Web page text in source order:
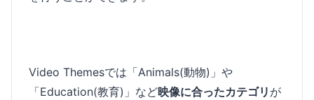
Video Themesでは「Animals(動物)」や
「Education(教育)」など映像に合ったカテゴリ が